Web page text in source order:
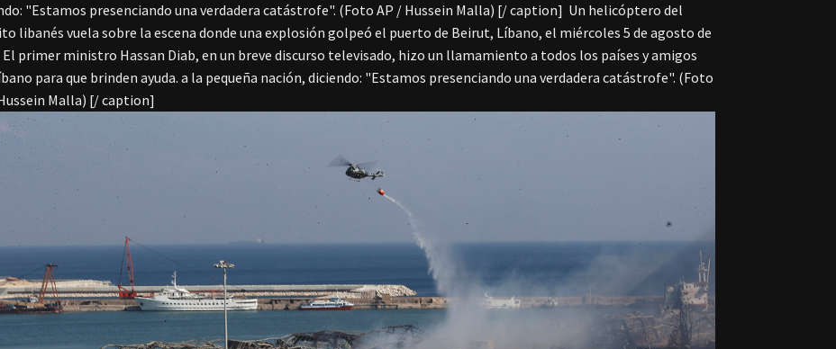
"Estamos presenciando una verdadera catástrofe". (Foto AP / Hussein Malla) [/ caption] Un helicóptero del
libanés vuela sobre la escena donde una explosión golpeó el puerto de Beirut, Líbano, el miércoles 5 de agosto de
El primer ministro Hassan Diab, en un breve discurso televisado, hizo un llamamiento a todos los países y amigos
para que brinden ayuda. a la pequeña nación, diciendo: "Estamos presenciando una verdadera catástrofe". (Foto
Malla) [/ caption]